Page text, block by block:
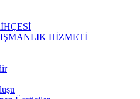
HİZMETİ